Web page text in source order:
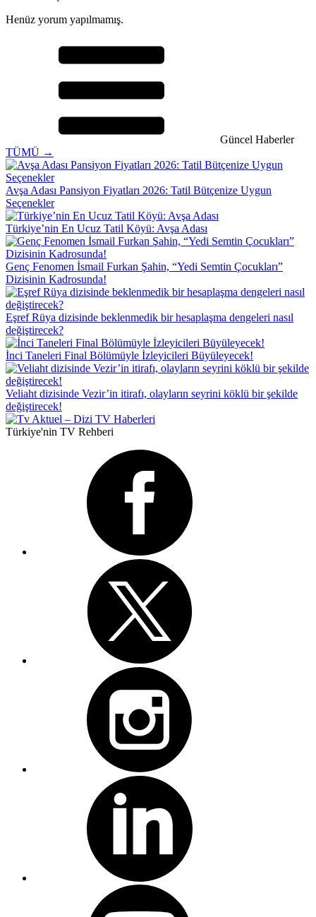
Henüz yorum yapılmamış.
Güncel Haberler
TÜMÜ →
Avşa Adası Pansiyon Fiyatları 2026: Tatil Bütçenize Uygun
Seçenekler
Türkiye’nin En Ucuz Tatil Köyü: Avşa Adası
Genç Fenomen İsmail Furkan Şahin, “Yedi Semtin Çocukları”
Dizisinin Kadrosunda!
Eşref Rüya dizisinde beklenmedik bir hesaplaşma dengeleri nasıl
değiştirecek?
İnci Taneleri Final Bölümüyle İzleyicileri Büyüleyecek!
Veliaht dizisinde Vezir’in itirafı, olayların seyrini köklü bir şekilde
değiştirecek!
Türkiye'nin TV Rehberi